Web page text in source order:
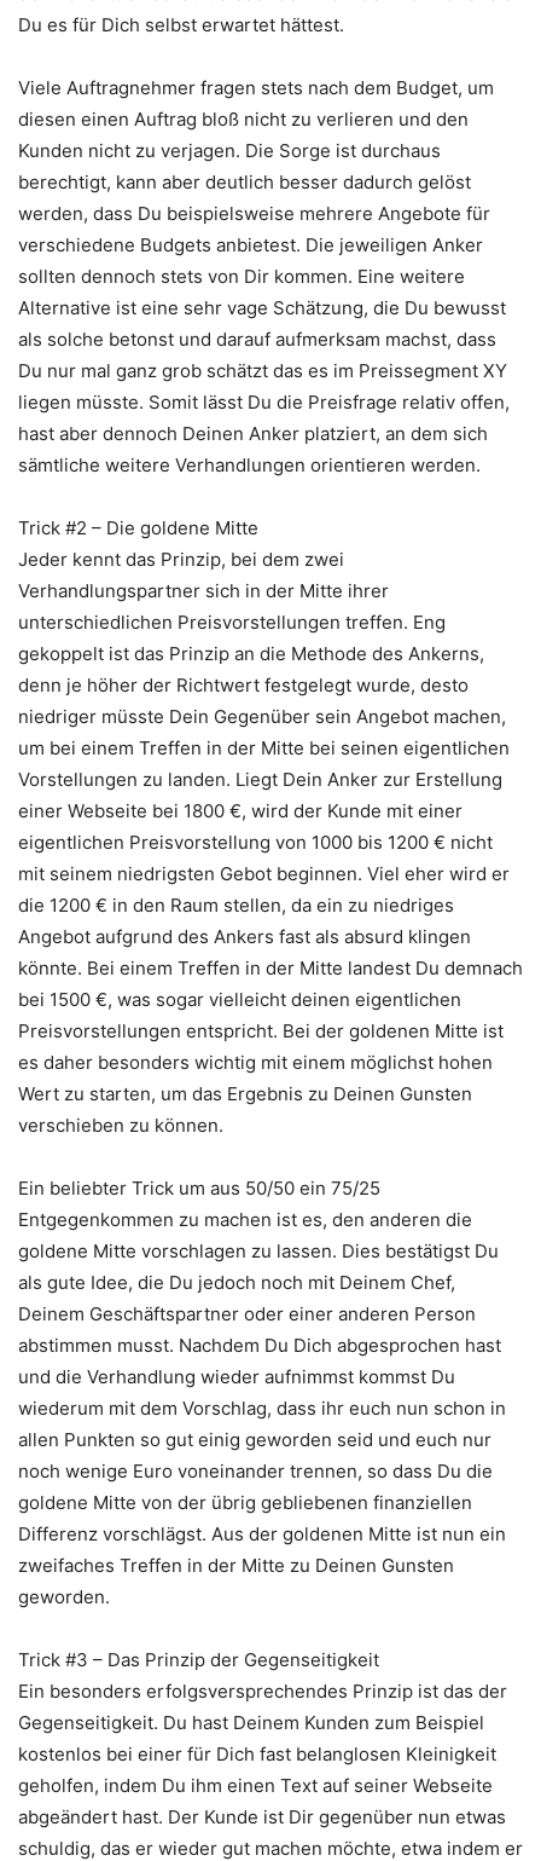
Du es für Dich selbst erwartet hättest.
Viele Auftragnehmer fragen stets nach dem Budget, um
diesen einen Auftrag bloß nicht zu verlieren und den
Kunden nicht zu verjagen. Die Sorge ist durchaus
berechtigt, kann aber deutlich besser dadurch gelöst
werden, dass Du beispielsweise mehrere Angebote für
verschiedene Budgets anbietest. Die jeweiligen Anker
sollten dennoch stets von Dir kommen. Eine weitere
Alternative ist eine sehr vage Schätzung, die Du bewusst
als solche betonst und darauf aufmerksam machst, dass
Du nur mal ganz grob schätzt das es im Preissegment XY
liegen müsste. Somit lässt Du die Preisfrage relativ offen,
hast aber dennoch Deinen Anker platziert, an dem sich
sämtliche weitere Verhandlungen orientieren werden.
Trick #2 – Die goldene Mitte
Jeder kennt das Prinzip, bei dem zwei
Verhandlungspartner sich in der Mitte ihrer
unterschiedlichen Preisvorstellungen treffen. Eng
gekoppelt ist das Prinzip an die Methode des Ankerns,
denn je höher der Richtwert festgelegt wurde, desto
niedriger müsste Dein Gegenüber sein Angebot machen,
um bei einem Treffen in der Mitte bei seinen eigentlichen
Vorstellungen zu landen. Liegt Dein Anker zur Erstellung
einer Webseite bei 1800 €, wird der Kunde mit einer
eigentlichen Preisvorstellung von 1000 bis 1200 € nicht
mit seinem niedrigsten Gebot beginnen. Viel eher wird er
die 1200 € in den Raum stellen, da ein zu niedriges
Angebot aufgrund des Ankers fast als absurd klingen
könnte. Bei einem Treffen in der Mitte landest Du demnach
bei 1500 €, was sogar vielleicht deinen eigentlichen
Preisvorstellungen entspricht. Bei der goldenen Mitte ist
es daher besonders wichtig mit einem möglichst hohen
Wert zu starten, um das Ergebnis zu Deinen Gunsten
verschieben zu können.
Ein beliebter Trick um aus 50/50 ein 75/25
Entgegenkommen zu machen ist es, den anderen die
goldene Mitte vorschlagen zu lassen. Dies bestätigst Du
als gute Idee, die Du jedoch noch mit Deinem Chef,
Deinem Geschäftspartner oder einer anderen Person
abstimmen musst. Nachdem Du Dich abgesprochen hast
und die Verhandlung wieder aufnimmst kommst Du
wiederum mit dem Vorschlag, dass ihr euch nun schon in
allen Punkten so gut einig geworden seid und euch nur
noch wenige Euro voneinander trennen, so dass Du die
goldene Mitte von der übrig gebliebenen finanziellen
Differenz vorschlägst. Aus der goldenen Mitte ist nun ein
zweifaches Treffen in der Mitte zu Deinen Gunsten
geworden.
Trick #3 – Das Prinzip der Gegenseitigkeit
Ein besonders erfolgsversprechendes Prinzip ist das der
Gegenseitigkeit. Du hast Deinem Kunden zum Beispiel
kostenlos bei einer für Dich fast belanglosen Kleinigkeit
geholfen, indem Du ihm einen Text auf seiner Webseite
abgeändert hast. Der Kunde ist Dir gegenüber nun etwas
schuldig, das er wieder gut machen möchte, etwa indem er